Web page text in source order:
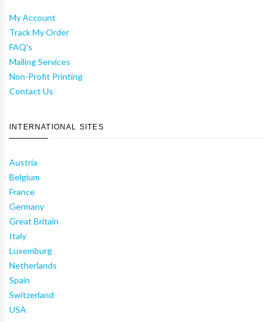
My Account
Track My Order
FAQ's
Mailing Services
Non-Profit Printing
Contact Us
INTERNATIONAL SITES
Austria
Belgium
France
Germany
Great Britain
Italy
Luxemburg
Netherlands
Spain
Switzerland
USA